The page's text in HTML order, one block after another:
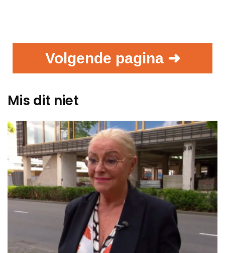
Volgende pagina ➜
Mis dit niet